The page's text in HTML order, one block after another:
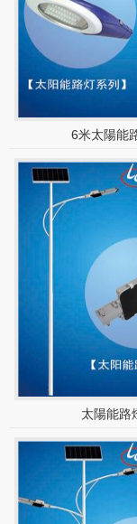
6米太陽能
太陽能路